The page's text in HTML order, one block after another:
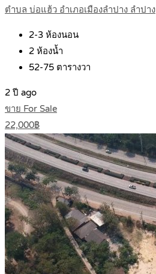
ตำบล บ่อแฮ้ว อำเภอเมืองลำปาง ลำปาง
2-3 ห้องนอน
2 ห้องน้ำ
52-75 ตารางวา
2 ปี ago
ขาย For Sale
22,000฿